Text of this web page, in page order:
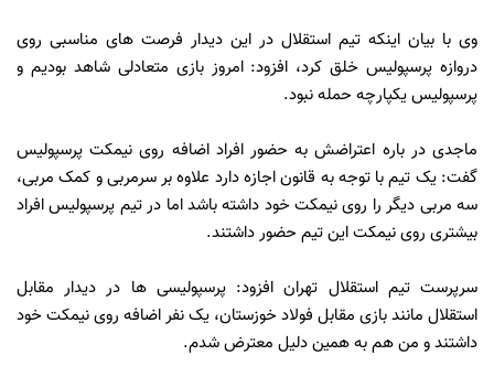
وی با بیان اینکه تیم استقلال در این دیدار فرصت های مناسبی روی
دروازه پرسپولیس خلق کرد، افزود: امروز بازی متعادلی شاهد بودیم و
پرسپولیس یکپارچه حمله نبود.
ماجدی در باره اعتراضش به حضور افراد اضافه روی نیمکت پرسپولیس
گفت: یک تیم با توجه به قانون اجازه دارد علاوه بر سرمربی و کمک مربی،
سه مربی دیگر را روی نیمکت خود داشته باشد اما در تیم پرسپولیس افراد
بیشتری روی نیمکت این تیم حضور داشتند.
سرپرست تیم استقلال تهران افزود: پرسپولیسی ها در دیدار مقابل
استقلال مانند بازی مقابل فولاد خوزستان، یک نفر اضافه روی نیمکت خود
داشتند و من هم به همین دلیل معترض شدم.